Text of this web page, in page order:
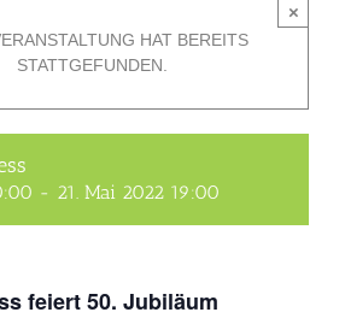
HAT BEREITS
STATTGEFUNDEN.
×
- 21. Mai 2022 19:00
feiert 50. Jubiläum